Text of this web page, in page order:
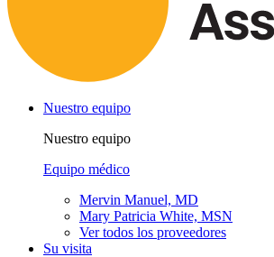
Nuestro equipo
Nuestro equipo
Equipo médico
Mervin Manuel, MD
Mary Patricia White, MSN
Ver todos los proveedores
Su visita